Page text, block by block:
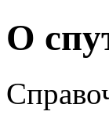
О